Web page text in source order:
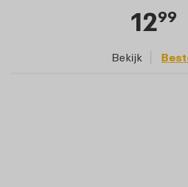
1299
Bekijk